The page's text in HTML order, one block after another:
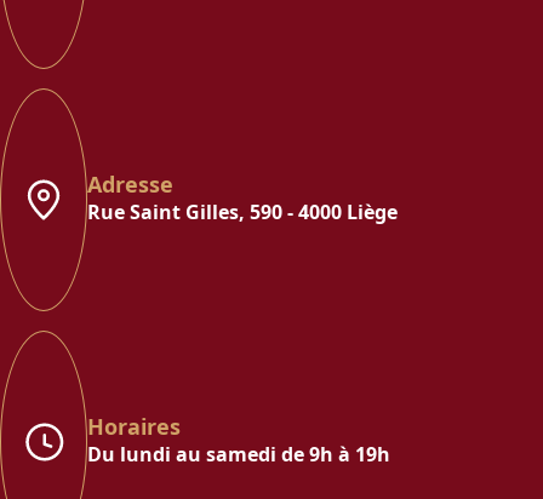
Adresse
Rue Saint Gilles, 590 - 4000 Liège
Horaires
Du lundi au samedi de 9h à 19h